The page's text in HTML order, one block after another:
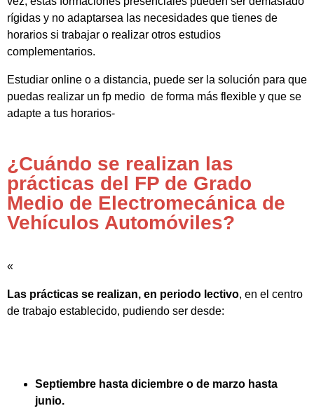
rígidas y no adaptarsea las necesidades que tienes de
horarios si trabajar o realizar otros estudios
complementarios.
Estudiar online o a distancia, puede ser la solución para que
puedas realizar un fp medio de forma más flexible y que se
adapte a tus horarios-
¿Cuándo se realizan las
prácticas del FP de Grado
Medio de Electromecánica de
Vehículos Automóviles?
«
Las prácticas se realizan, en periodo lectivo, en el centro
de trabajo establecido, pudiendo ser desde:
Septiembre hasta diciembre o de marzo hasta
junio.